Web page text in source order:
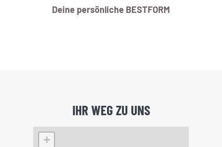
Deine persönliche BESTFORM
IHR WEG ZU UNS
+